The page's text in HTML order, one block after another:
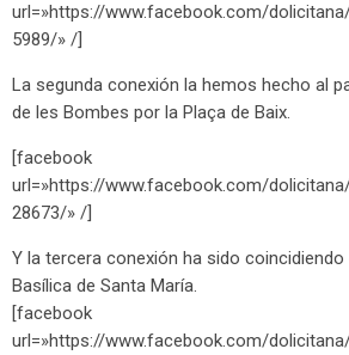
url=»https://www.facebook.com/
5989/» /]
La segunda conexión la hemos hecho al
de les Bombes por la Plaça de Baix.
[facebook
url=»https://www.facebook.com/
28673/» /]
Y la tercera conexión ha sido coincidiendo
Basílica de Santa María.
[facebook
url=»https://www.facebook.com/